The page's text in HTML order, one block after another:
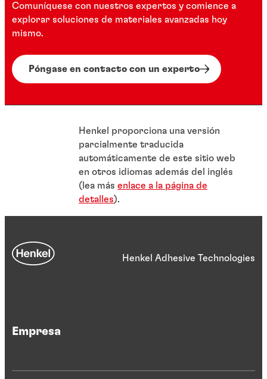
Comuníquese con nuestros expertos y comience a
explorar soluciones de materiales avanzadas hoy
mismo.
Póngase en contacto con un experto
Henkel proporciona una versión
parcialmente traducida
automáticamente de este sitio web
en otros idiomas además del inglés
(lea más enlace a la página de
detalles).
Henkel Adhesive Technologies
Empresa